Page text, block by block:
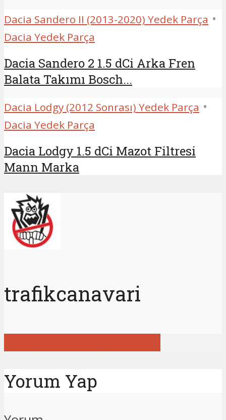
Dacia Sandero II (2013-2020) Yedek Parça •
Dacia Yedek Parça
Dacia Sandero 2 1.5 dCi Arka Fren
Balata Takımı Bosch...
Dacia Lodgy (2012 Sonrası) Yedek Parça •
Dacia Yedek Parça
Dacia Lodgy 1.5 dCi Mazot Filtresi
Mann Marka
trafikcanavari
Yorum Yap